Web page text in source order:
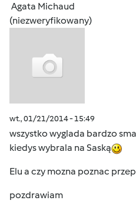
Agata Michaud
(niezweryfikowany)
wt., 01/21/2014 - 15:49
wszystko wyglada bardzo
kiedys wybrala na Saską
Elu a czy mozna poznac
pozdrawiam